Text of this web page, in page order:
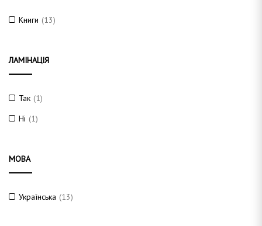
Книги (13)
ЛАМІНАЦІЯ
Так (1)
Ні (1)
МОВА
Українська (13)